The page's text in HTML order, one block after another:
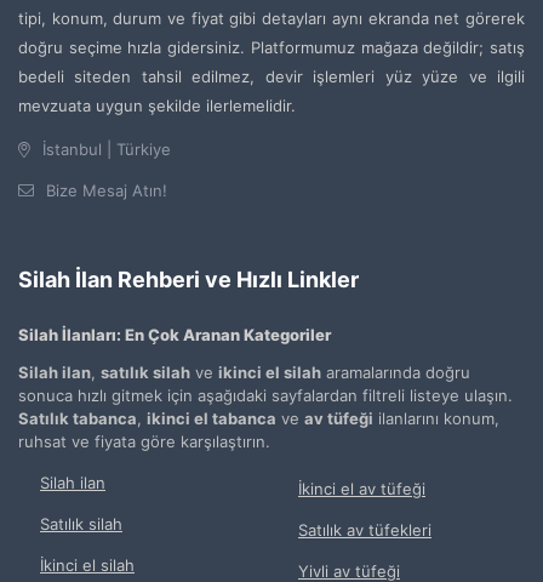
tipi, konum, durum ve fiyat gibi detayları aynı ekranda net görerek
doğru seçime hızla gidersiniz. Platformumuz mağaza değildir; satış
bedeli siteden tahsil edilmez, devir işlemleri yüz yüze ve ilgili
mevzuata uygun şekilde ilerlemelidir.
İstanbul | Türkiye
Bize Mesaj Atın!
Silah İlan Rehberi ve Hızlı Linkler
Silah İlanları: En Çok Aranan Kategoriler
Silah ilan satılık silah ve ikinci el silah aramalarında doğru
sonuca hızlı gitmek için aşağıdaki sayfalardan filtreli listeye ulaşın.
Satılık tabanca ikinci el tabanca ve av tüfeği ilanlarını konum,
ruhsat ve fiyata göre karşılaştırın.
Silah ilan
Satılık silah
İkinci el silah
İkinci el av tüfeği
Satılık av tüfekleri
Yivli av tüfeği